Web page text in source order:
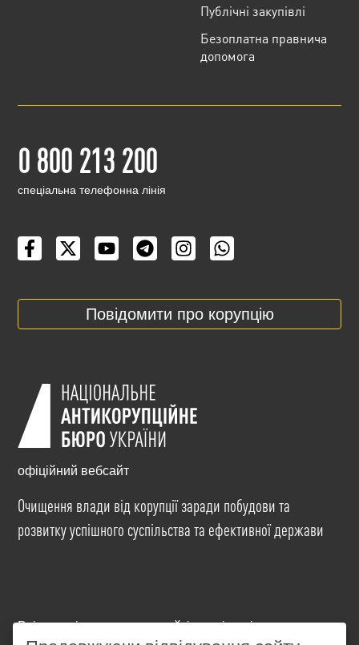
Публічні закупівлі
Безоплатна правнича
допомога
0 800 213 200
cпеціальна телефонна лінія
Повідомити про корупцію
офіційний вебсайт
Очищення влади від корупції заради побудови та
розвитку успішного суспільства та ефективної держави
Всі матеріали на цьому сайті розміщені на умовах